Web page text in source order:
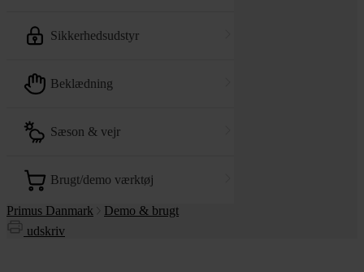
sikkerhedsudstyr
beklædning
sæson & vejr
brugt/demo værktøj
Primus Danmark
Demo & brugt
udskriv